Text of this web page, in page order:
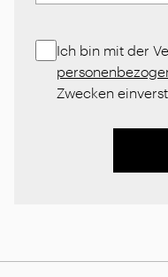
Ich bin mit der
Zwecken